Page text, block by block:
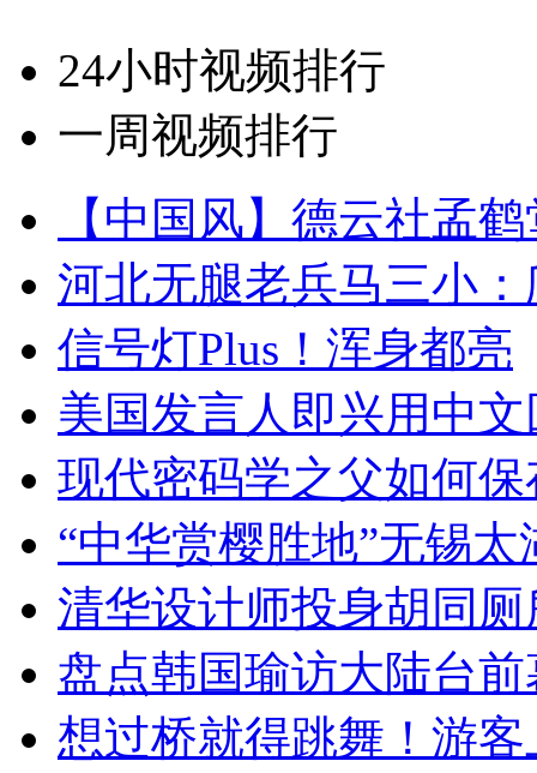
24小时视频排行
一周视频排行
【中国风】德云社孟
河北无腿老兵马三小
信号灯Plus！浑身都亮
美国发言人即兴用中
现代密码学之父如何
“中华赏樱胜地”无锡
清华设计师投身胡同
盘点韩国瑜访大陆台
想过桥就得跳舞！游客